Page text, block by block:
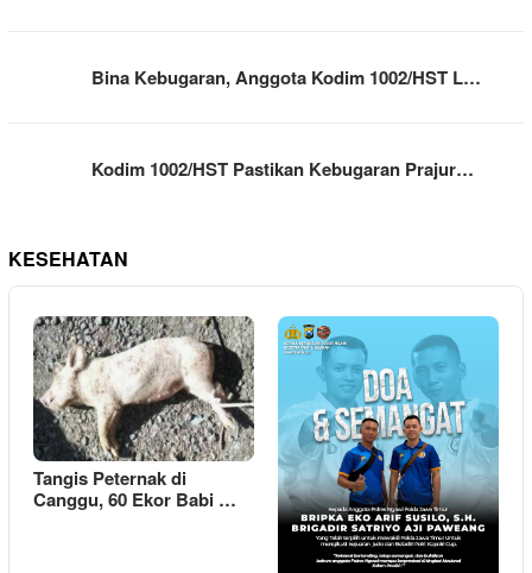
Bina Kebugaran, Anggota Kodim 1002/HST L…
Kodim 1002/HST Pastikan Kebugaran Prajur…
KESEHATAN
Tangis Peternak di
Canggu, 60 Ekor Babi …